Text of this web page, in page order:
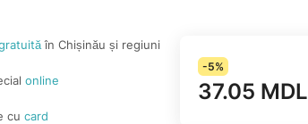
în Chișinău și regiuni
online
cucard
-5%
37.05 MDL